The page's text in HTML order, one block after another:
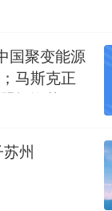
国聚变能源
马斯克正
投资落子
州